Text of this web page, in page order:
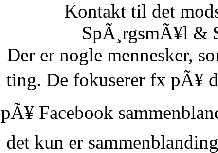
Kontakt til det
SpÃ¸rgsmÃ¥l &
Der er nogle mennesker,
ting. De fokuserer fx pÃ¥
pÃ¥ Facebook
det kun er